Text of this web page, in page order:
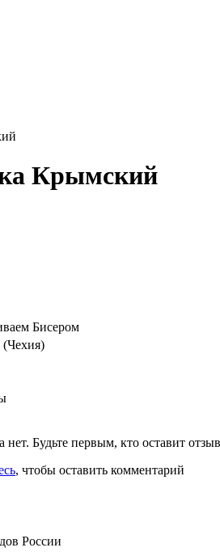
Крымский
Бисером
(Чехия)
Будьте первым, кто оставит
, чтобы оставить комментарий
России